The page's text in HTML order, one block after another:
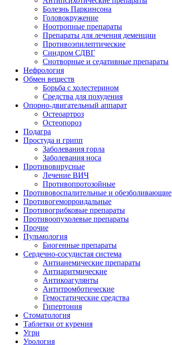
Болезнь Паркинсона
Головокружение
Ноотропные препараты
Препараты для лечения деменции
Противоэпилептические
Синдром СДВГ
Снотворные и седативные препараты
Нефрология
Обмен веществ
Борьба с холестерином
Средства для похудения
Опорно-двигательный аппарат
Остеоартроз
Остеопороз
Подагра
Простуда и грипп
Заболевания горла
Заболевания носа
Противовирусные
Лечение ВИЧ
Противопротозойные
Противовоспалительные и обезболивающие
Противогеморроидальные
Противогрибковые препараты
Противоопухолевые препараты
Прочие
Пульмология
Биогенные препараты
Сердечно-сосудистая система
Антианемические препараты
Антиаритмические
Антикоагулянты
Антитромботические
Гемостатические средства
Гипертония
Стоматология
Таблетки от курения
Угри
Урология